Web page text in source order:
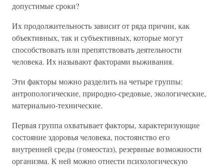
допустимые сроки?
Их продолжительность зависит от ряда причин, как
объективных, так и субъективных, которые могут
способствовать или препятствовать деятельности
человека. Их называют факторами выживания.
Эти факторы можно разделить на четыре группы:
антропологические, природно-средовые, экологические,
материально-технические.
Первая группа охватывает факторы, характеризующие
состояние здоровья человека, постоянство его
внутренней среды (гомеостаз), резервные возможности
организма. К ней можно отнести психологическую